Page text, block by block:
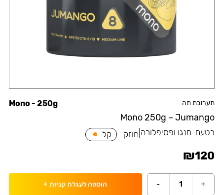
תערובת תה
Mono 250g – Jumango
Mono - 250g
בטעם: מנגו ופסיפלורה חוזק קל
₪120
+
1
- הוספה לעגלת קניות +